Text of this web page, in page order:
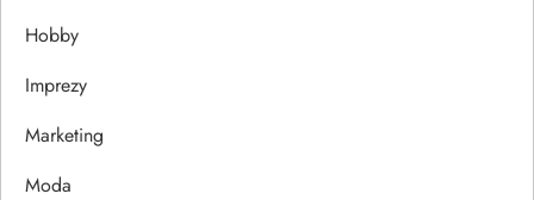
a
w
p
Hobby
Imprezy
Marketing
Moda